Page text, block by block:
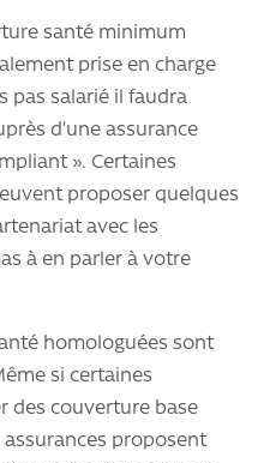
santé minimum
prise en charge
pas salarié il faudra
d’une assurance
». Certaines
proposer quelques
avec les
à en parler à votre
homologuées sont
si certaines
des couverture base
assurances proposent